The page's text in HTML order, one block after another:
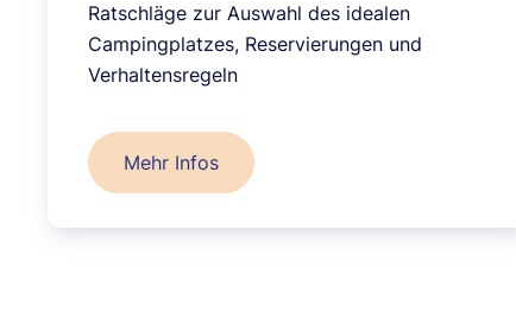
Ratschläge zur Auswahl des idealen
Campingplatzes, Reservierungen und
Verhaltensregeln
Mehr Infos